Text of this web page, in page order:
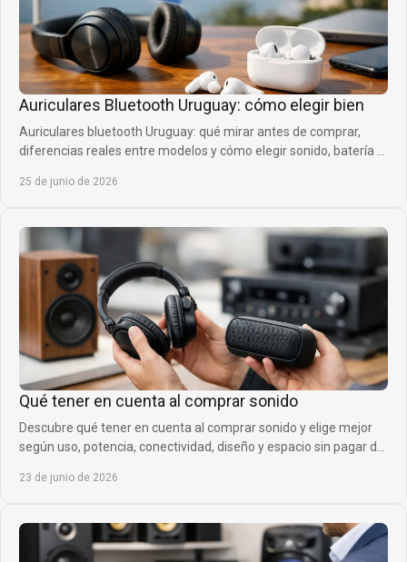
Auriculares Bluetooth Uruguay: cómo elegir bien
Auriculares bluetooth Uruguay: qué mirar antes de comprar,
diferencias reales entre modelos y cómo elegir sonido, batería y
25 de junio de 2026
Qué tener en cuenta al comprar sonido
Descubre qué tener en cuenta al comprar sonido y elige mejor
según uso, potencia, conectividad, diseño y espacio sin pagar de
23 de junio de 2026